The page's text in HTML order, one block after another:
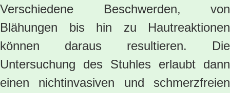
Verschiedene Beschwerden, von
Blähungen bis hin zu Hautreaktionen
können daraus resultieren. Die
Untersuchung des Stuhles erlaubt dann
einen nichtinvasiven und schmerzfreien